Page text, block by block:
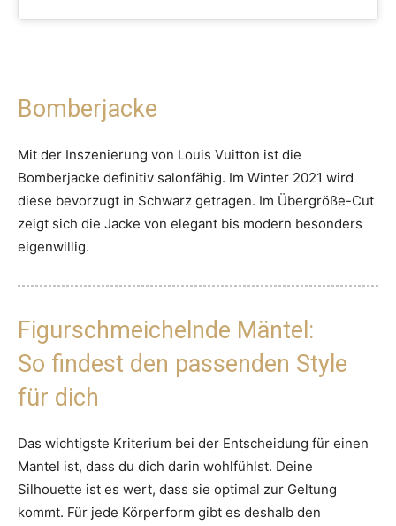
Bomberjacke
Mit der Inszenierung von Louis Vuitton ist die
Bomberjacke definitiv salonfähig. Im Winter 2021 wird
diese bevorzugt in Schwarz getragen. Im Übergröße-Cut
zeigt sich die Jacke von elegant bis modern besonders
eigenwillig.
Figurschmeichelnde Mäntel:
So findest den passenden Style
für dich
Das wichtigste Kriterium bei der Entscheidung für einen
Mantel ist, dass du dich darin wohlfühlst. Deine
Silhouette ist es wert, dass sie optimal zur Geltung
kommt. Für jede Körperform gibt es deshalb den